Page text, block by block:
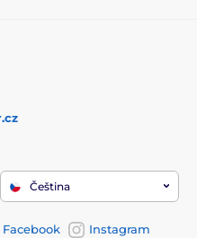
Čeština
Facebook
Instagram